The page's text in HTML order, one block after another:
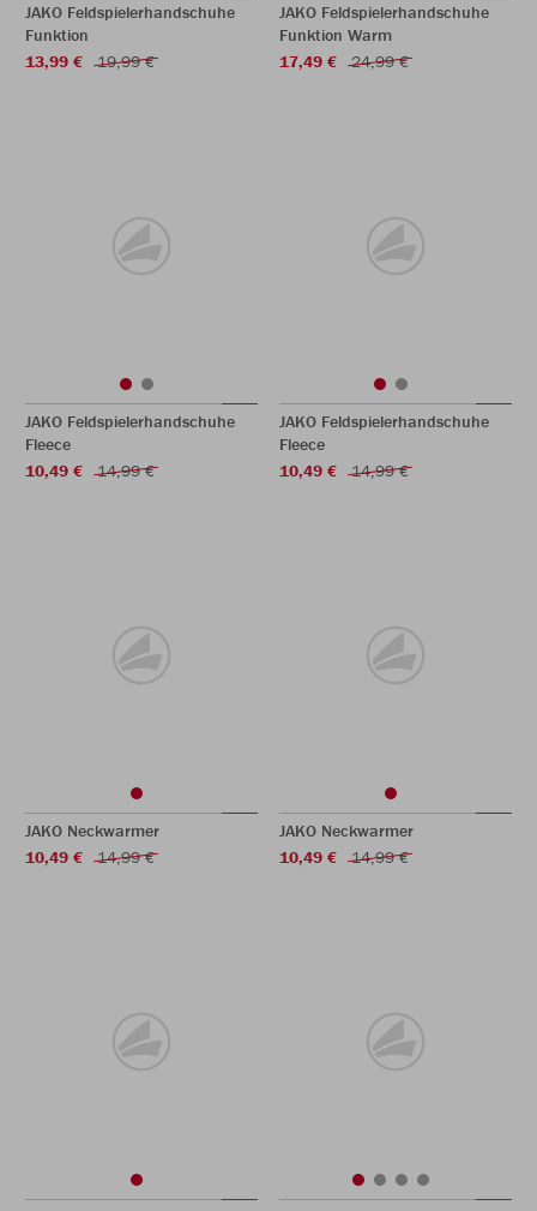
JAKO Feldspielerhandschuhe
Funktion
13,99 €
19,99 €
JAKO Feldspielerhandschuhe
Funktion Warm
17,49 €
24,99 €
JAKO Feldspielerhandschuhe
Fleece
10,49 €
14,99 €
JAKO Feldspielerhandschuhe
Fleece
10,49 €
14,99 €
JAKO Neckwarmer
10,49 €
14,99 €
JAKO Neckwarmer
10,49 €
14,99 €